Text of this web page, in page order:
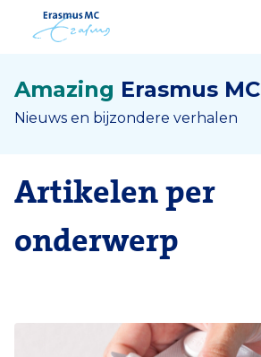
Amazing Erasmus MC
Nieuws en bijzondere verhalen
Artikelen per
onderwerp